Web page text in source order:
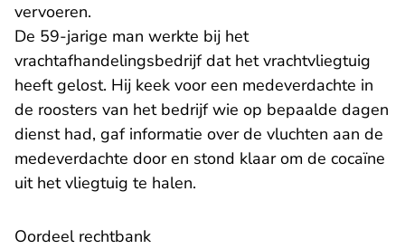
vervoeren.
De 59-jarige man werkte bij het
vrachtafhandelingsbedrijf dat het vrachtvliegtuig
heeft gelost. Hij keek voor een medeverdachte in
de roosters van het bedrijf wie op bepaalde dagen
dienst had, gaf informatie over de vluchten aan de
medeverdachte door en stond klaar om de cocaïne
uit het vliegtuig te halen.
Oordeel rechtbank